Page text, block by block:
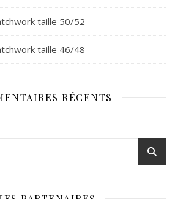
taille 50/52
taille 46/48
RÉCENTS